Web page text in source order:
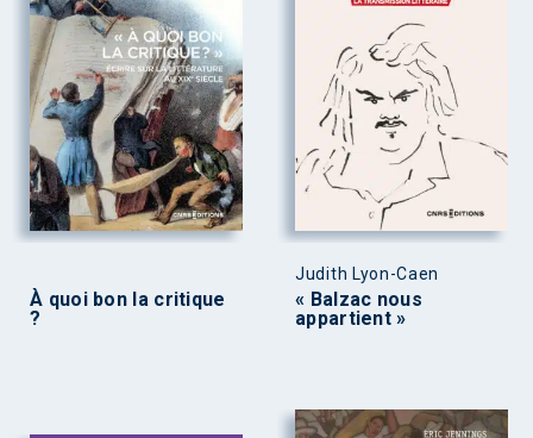
À quoi bon la critique
?
Judith Lyon-Caen
« Balzac nous
appartient »